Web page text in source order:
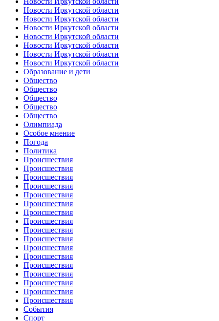
Новости Иркутской области
Новости Иркутской области
Новости Иркутской области
Новости Иркутской области
Новости Иркутской области
Новости Иркутской области
Новости Иркутской области
Образование и дети
Общество
Общество
Общество
Общество
Общество
Олимпиада
Особое мнение
Погода
Политика
Происшествия
Происшествия
Происшествия
Происшествия
Происшествия
Происшествия
Происшествия
Происшествия
Происшествия
Происшествия
Происшествия
Происшествия
Происшествия
Происшествия
Происшествия
Происшествия
Происшествия
События
Спорт